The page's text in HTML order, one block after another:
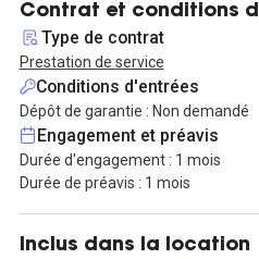
Pour enrichir l'expérience, un
un coin détente ainsi que plusieurs
une douche sont mis à disposition
services supplémentaires tels que
ou d'un scanner sont également
Cet espace est idéalement localisé
un quartier vivant et dynamique,
restaurants. De plus, il bénéficie
grâce aux lignes de métro 3, 7 et
Contrat et conditions
Type de contrat
Prestation de service
Conditions d'entrées
Dépôt de garantie : Non demandé
Engagement et préavis
Durée d'engagement : 1 mois
Durée de préavis : 1 mois
Inclus dans la location